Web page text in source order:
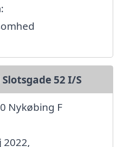
52 I/S
Nykøbing F